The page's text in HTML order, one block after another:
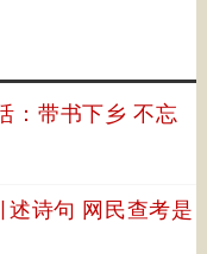
：带书下乡 不忘
诗句 网民查考是